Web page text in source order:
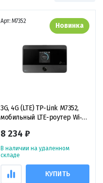
Арт: M7352
Новинка
3G, 4G (LTE) TP-Link M7352,
мобильный LTE-роутер Wi‑Fi
8 234 ₽
В наличии на удаленном
складе
КУПИТЬ